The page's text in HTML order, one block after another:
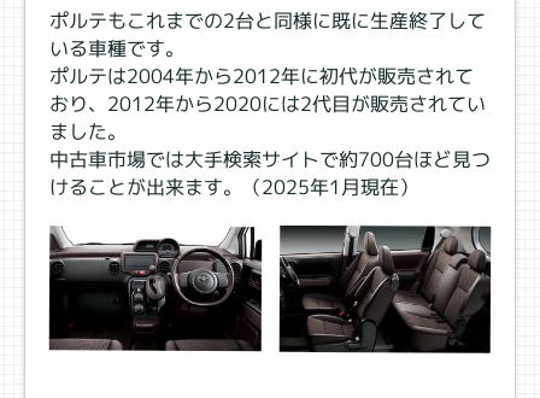
ポルテもこれまでの2台と同様に既に生産終了して
いる車種です。
ポルテは2004年から2012年に初代が販売されて
おり、2012年から2020には2代目が販売されてい
ました。
中古車市場では大手検索サイトで約700台ほど見つ
けることが出来ます。（2025年1月現在）